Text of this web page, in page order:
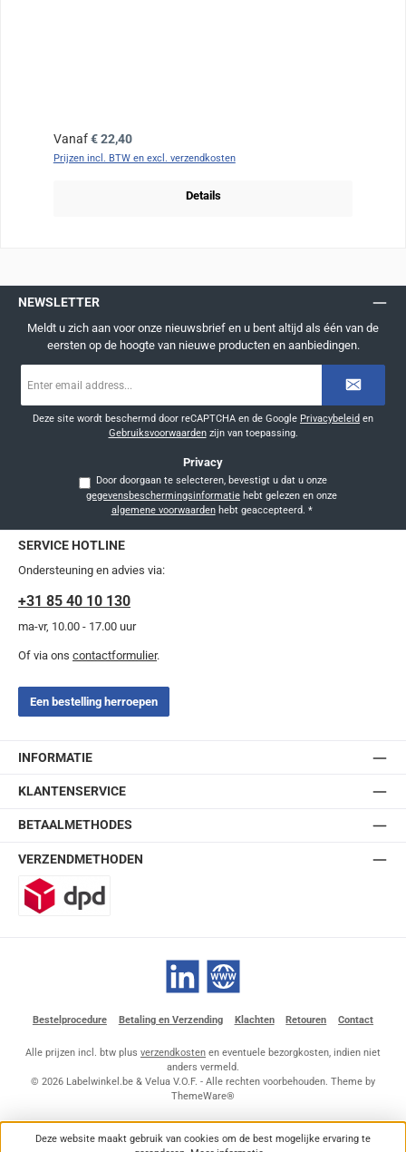
Normale prijs:
Vanaf€ 22,40
Prijzen incl. BTW en excl. verzendkosten
Details
NEWSLETTER
Meldt u zich aan voor onze nieuwsbrief en u bent altijd als één van de
eersten op de hoogte van nieuwe producten en aanbiedingen.
mailadres
Deze site wordt beschermd door reCAPTCHA en de Google Privacybeleid en
Gebruiksvoorwaardenzijn van toepassing.
Privacy
Door doorgaan te selecteren, bevestigt u dat u onze
gegevensbeschermingsinformatie
algemene voorwaardenhebt geaccepteerd. *
SERVICE HOTLINE
Ondersteuning en advies via:
+31 85 40 10 130
ma-vr, 10.00 - 17.00 uur
Of via ons contactformulier.
Een bestelling herroepen
INFORMATIE
KLANTENSERVICE
BETAALMETHODES
VERZENDMETHODEN
LinkedIn Website
Bestelprocedure Betaling en Verzending Klachten Retouren Contact
Alle prijzen incl. btw plus verzendkosten en eventuele bezorgkosten, indien niet
anders vermeld.
© 2026 Labelwinkel.be & Velua V.O.F. - Alle rechten voorbehouden. Theme by
ThemeWare®
Deze website maakt gebruik van cookies om de best mogelijke ervaring te